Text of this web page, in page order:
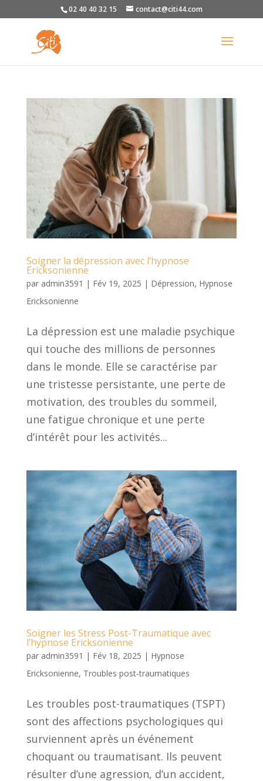
02 40 40 32 15 contact@citi44.com
Soigner la dépression avec l’hypnose
Ericksonienne
par admin3591 | Fév 19, 2025 | Dépression, Hypnose
Ericksonienne
La dépression est une maladie psychique
qui touche des millions de personnes
dans le monde. Elle se caractérise par
une tristesse persistante, une perte de
motivation, des troubles du sommeil,
une fatigue chronique et une perte
d’intérêt pour les activités...
Soigner les Stress Post-Traumatique avec
l’hypnose Ericksonienne
par admin3591 | Fév 18, 2025 | Hypnose
Ericksonienne, Troubles post-traumatiques
Les troubles post-traumatiques (TSPT)
sont des affections psychologiques qui
surviennent après un événement
choquant ou traumatisant. Ils peuvent
résulter d’une agression, d’un accident,